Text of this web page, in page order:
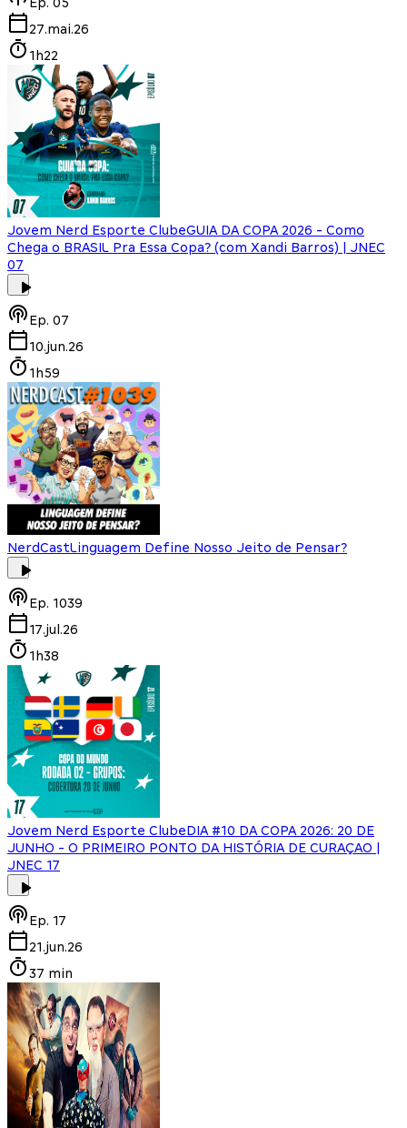
27.mai.26
1h22
Jovem Nerd Esporte ClubeGUIA DA COPA 2026 - Como
Chega o BRASIL Pra Essa Copa? (com Xandi Barros) | JNEC
07
Ep. 07
10.jun.26
1h59
NerdCastLinguagem Define Nosso Jeito de Pensar?
Ep. 1039
17.jul.26
1h38
Jovem Nerd Esporte ClubeDIA #10 DA COPA 2026: 20 DE
JUNHO - O PRIMEIRO PONTO DA HISTÓRIA DE CURAÇAO |
JNEC 17
Ep. 17
21.jun.26
37 min